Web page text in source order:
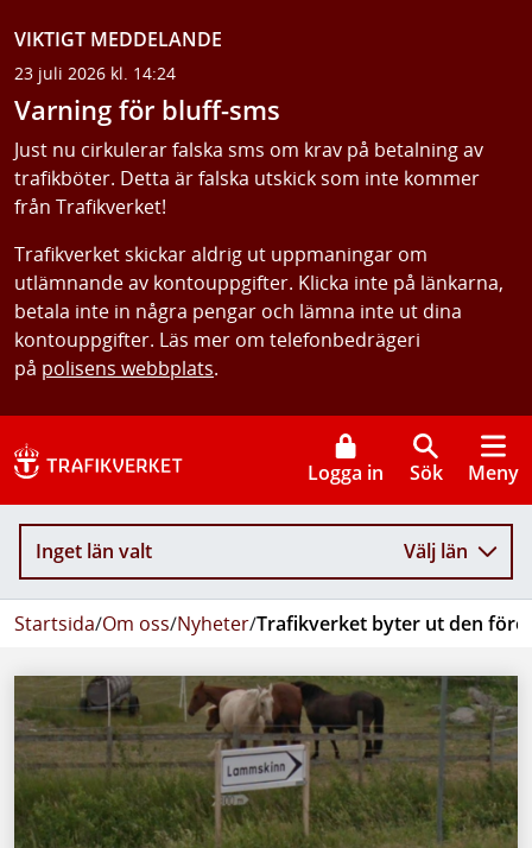
VIKTIGT MEDDELANDE
23 juli 2026 kl. 14:24
Varning för bluff-sms
Just nu cirkulerar falska sms om krav på betalning av
trafikböter. Detta är falska utskick som inte kommer
från Trafikverket!
Trafikverket skickar aldrig ut uppmaningar om
utlämnande av kontouppgifter. Klicka inte på länkarna,
betala inte in några pengar och lämna inte ut dina
kontouppgifter. Läs mer om telefonbedrägeri
på polisens webbplats.
Logga in Sök Meny
Inget län valt Välj län
Startsida/Om oss/Nyheter/Trafikverket byter ut den